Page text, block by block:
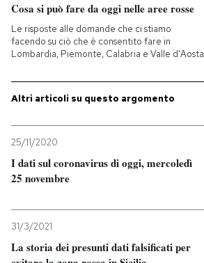
Cosa si può fare da oggi nelle aree rosse
Le risposte alle domande che ci stiamo
facendo su ciò che è consentito fare in
Lombardia, Piemonte, Calabria e Valle d'Aosta
Altri articoli su questo argomento
25/11/2020
I dati sul coronavirus di oggi, mercoledì
25 novembre
31/3/2021
La storia dei presunti dati falsificati per